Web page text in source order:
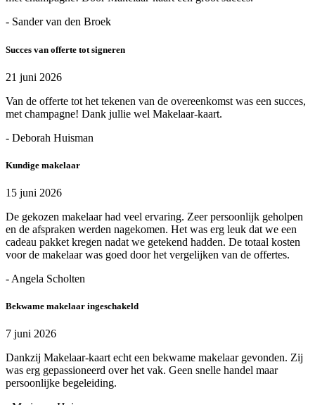
- Sander van den Broek
Succes van offerte tot signeren
21 juni 2026
Van de offerte tot het tekenen van de overeenkomst was een succes,
met champagne! Dank jullie wel Makelaar-kaart.
- Deborah Huisman
Kundige makelaar
15 juni 2026
De gekozen makelaar had veel ervaring. Zeer persoonlijk geholpen
en de afspraken werden nagekomen. Het was erg leuk dat we een
cadeau pakket kregen nadat we getekend hadden. De totaal kosten
voor de makelaar was goed door het vergelijken van de offertes.
- Angela Scholten
Bekwame makelaar ingeschakeld
7 juni 2026
Dankzij Makelaar-kaart echt een bekwame makelaar gevonden. Zij
was erg gepassioneerd over het vak. Geen snelle handel maar
persoonlijke begeleiding.